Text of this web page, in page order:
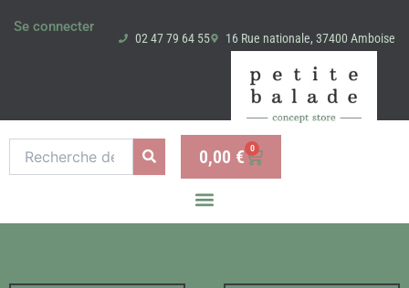
Se connecter
02 47 79 64 55 16 Rue nationale, 37400 Amboise
pour :
0,00 € 0
Panier